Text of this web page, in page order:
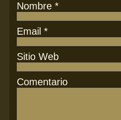
Nombre *
Email *
Sitio Web
Comentario